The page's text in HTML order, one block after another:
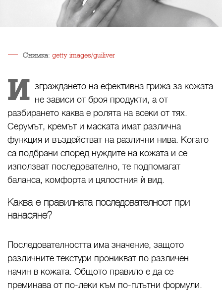
Снимка: getty images/guiliver
И зграждането на ефективна грижа за кожата
не зависи от броя продукти, а от
разбирането каква е ролята на всеки от тях.
Серумът, кремът и маската имат различна
функция и въздействат на различни нива. Когато
са подбрани според нуждите на кожата и се
използват последователно, те подпомагат
баланса, комфорта и цялостния ѝ вид.
Каква е правилната последователност при
нанасяне?
Последователността има значение, защото
различните текстури проникват по различен
начин в кожата. Общото правило е да се
преминава от по-леки към по-плътни формули.